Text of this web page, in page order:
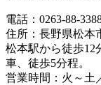
電話：0263-88-
住所：長野県松本
松本駅から徒歩12
車、徒歩5分程。
営業時間：火～土